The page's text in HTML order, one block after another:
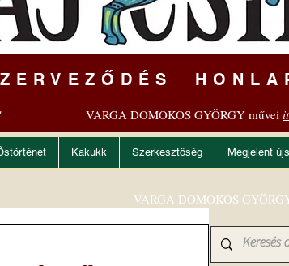
VARGA DOMOKOS GYÖRGY művei
Kakukk Szerkesztőség Megjelent
VARGA DOMOKOS